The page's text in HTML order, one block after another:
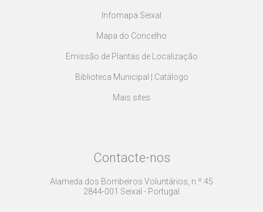
Infomapa Seixal
Mapa do Concelho
Emissão de Plantas de Localização
Biblioteca Municipal | Catálogo
Mais sites
Contacte-nos
Alameda dos Bombeiros Voluntários, n.º 45
2844-001 Seixal - Portugal